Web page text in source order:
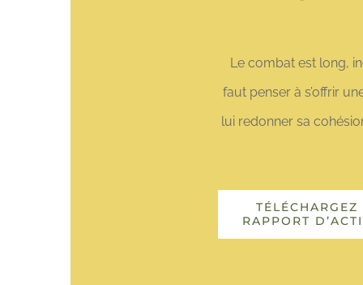
Le combat est long,
faut penser à s’offrir
lui redonner sa
TÉLÉCHARGEZ
RAPPORT